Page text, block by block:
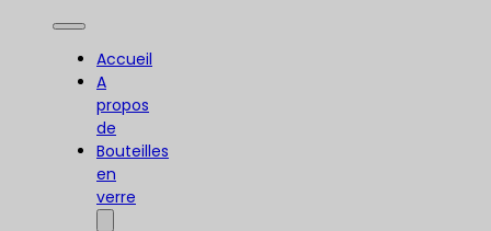
Accueil
A
propos
de
Bouteilles
en
verre